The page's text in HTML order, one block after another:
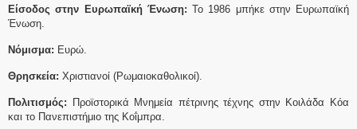
Είσοδος στην Ευρωπαϊκή Ένωση: Το 1986 μπήκε στην Ευρωπαϊκή
Ένωση.
Νόμισμα: Ευρώ.
Θρησκεία: Χριστιανοί (Ρωμαιοκαθολικοί).
Πολιτισμός: Προϊστορικά Μνημεία πέτρινης τέχνης στην Κοιλάδα Κόα
και το Πανεπιστήμιο της Κοΐμπρα.